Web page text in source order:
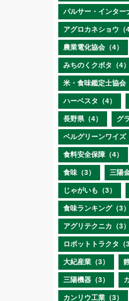
パルサー・インター
アグロカネショウ（4
農業電化協会（4）
みちのくクボタ（4）
米・食味鑑定士協会
ハーベスタ（4）
長野県（4） グ
ベルグリーンワイズ
食料安全保障（4）
食味（3） 三陽
じゃがいも（3）
食味ランキング（3）
アグリテクニカ（3）
ロボットトラクタ（3
大紀産業（3）
三陽機器（3）
カンリウ工業（3）